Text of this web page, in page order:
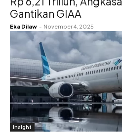
Gantikan GIAA
Eka Dilaw - November 4, 2025
Insight